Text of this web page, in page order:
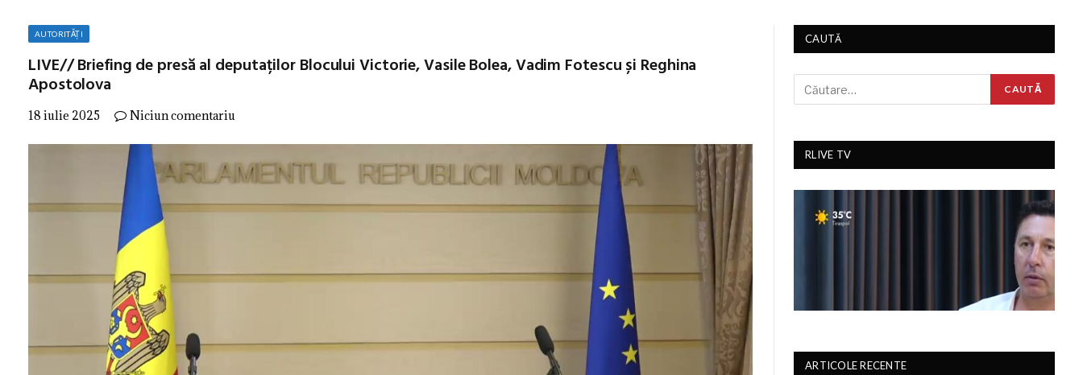
AUTORITĂȚI
LIVE// Briefing de presă al deputaților Blocului Victorie, Vasile Bolea, Vadim Fotescu și Reghina
Apostolova
18 iulie 2025 Niciun comentariu
CAUTĂ
RLIVE TV
ARTICOLE RECENTE